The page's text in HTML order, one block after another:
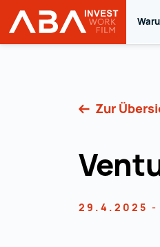
Startseite | INVEST in
Zur
29.4.2025